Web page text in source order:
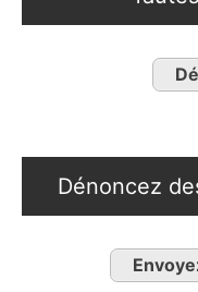
Dénoncez